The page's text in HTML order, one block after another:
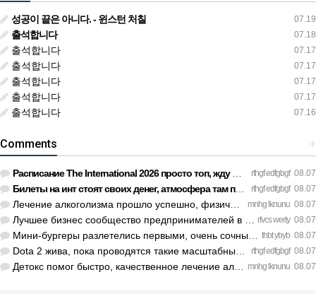
07.19
성공이 끝은 아니다. - 윈스턴 처칠
07.18
출석합니다
07.17
출석합니다
07.17
출석합니다
07.17
출석합니다
07.17
출석합니다
07.16
출석합니다
+
Comments
rthgf edfgbgf 08.07
Расписание The International 2026 просто топ, жду финал! htt…
rthgf edfgbgf 08.07
Билеты на инт стоят своих денег, атмосфера там просто непере…
mnhg lknunu 08.07
Лечение алкоголизма прошло успешно, физической тяги больше н…
rfvcs werty 08.07
Лучшее бизнес сообщество предпринимателей в Санкт-Петербурге…
thbt ybyb 08.07
Мини-бургеры разлетелись первыми, очень сочные. https://inte…
rthgf edfgbgf 08.07
Dota 2 жива, пока проводятся такие масштабные турниры. https…
mnhg lknunu 08.07
Детокс помог быстро, качественное лечение алкоголизма Санкт-…